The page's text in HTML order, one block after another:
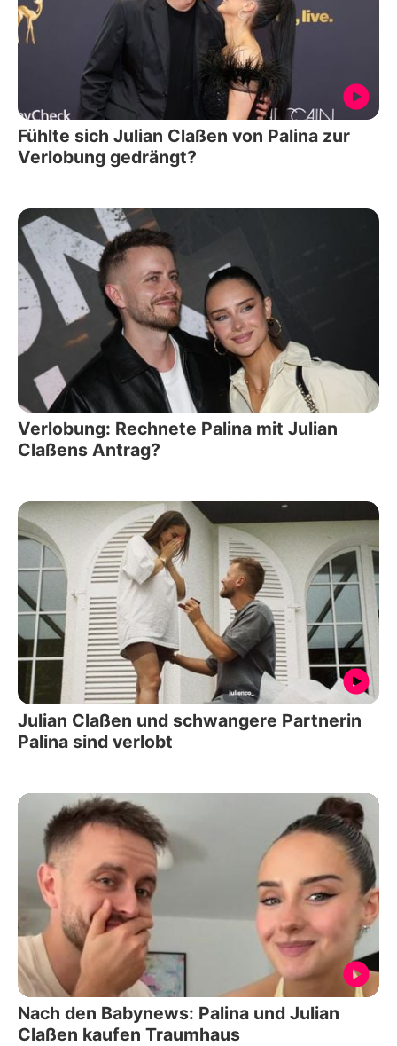
Fühlte sich Julian Claßen von Palina zur
Verlobung gedrängt?
Verlobung: Rechnete Palina mit Julian
Claßens Antrag?
Julian Claßen und schwangere Partnerin
Palina sind verlobt
Nach den Babynews: Palina und Julian
Claßen kaufen Traumhaus